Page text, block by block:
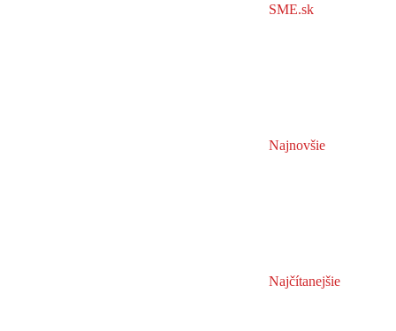
SME.sk
Najnovšie
Najčítanejšie